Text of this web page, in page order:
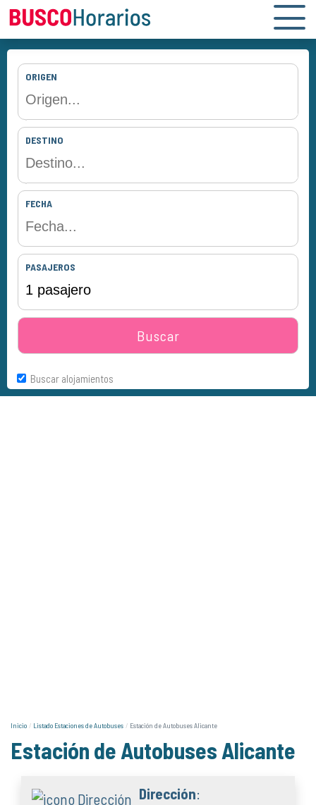
ORIGEN
DESTINO
FECHA
PASAJEROS
Buscar
Buscar alojamientos
Inicio Listado Estaciones de Autobuses Estación de Autobuses Alicante
Estación de Autobuses Alicante
Dirección: